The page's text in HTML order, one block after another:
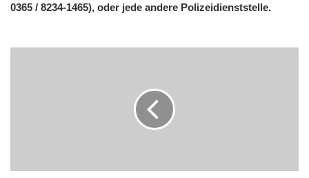
0365 / 8234-1465), oder jede andere Polizeidienststelle.